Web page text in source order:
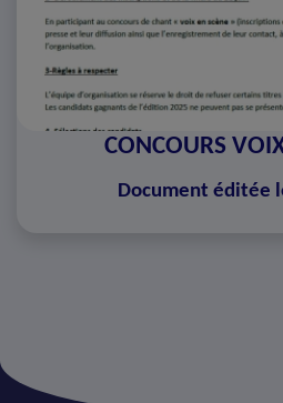
CONCOURS
Document éditée